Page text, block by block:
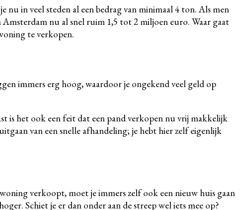
in veel steden al een bedrag van minimaal 4 ton. Als men
nu al snel ruim 1,5 tot 2 miljoen euro. Waar gaat
te verkopen.
immers erg hoog, waardoor je ongekend veel geld op
is het ook een feit dat een pand verkopen nu vrij makkelijk
van een snelle afhandeling; je hebt hier zelf eigenlijk
verkoopt, moet je immers zelf ook een nieuw huis gaan
Schiet je er dan onder aan de streep wel iets mee op?